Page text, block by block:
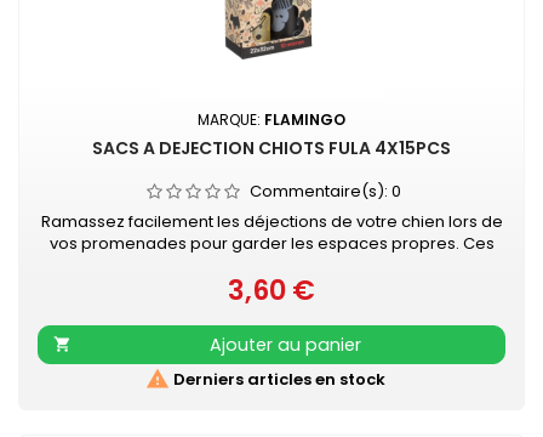
MARQUE: FLAMINGO
SACS A DEJECTION CHIOTS FULA 4X15PCS
Commentaire(s): 0
Ramassez facilement les déjections de votre chien lors de
vos promenades pour garder les espaces propres. Ces
mesurent 22 × 33 cm, une taille adaptée à la plupart des
usages quotidiens. Le lot comprend 4 rouleaux de 15 sacs,
chacun avec une épaisseur de 10 microns pour une
résistance optimale.
Prix
3,60 €

Ajouter au panier
 Derniers articles en stock